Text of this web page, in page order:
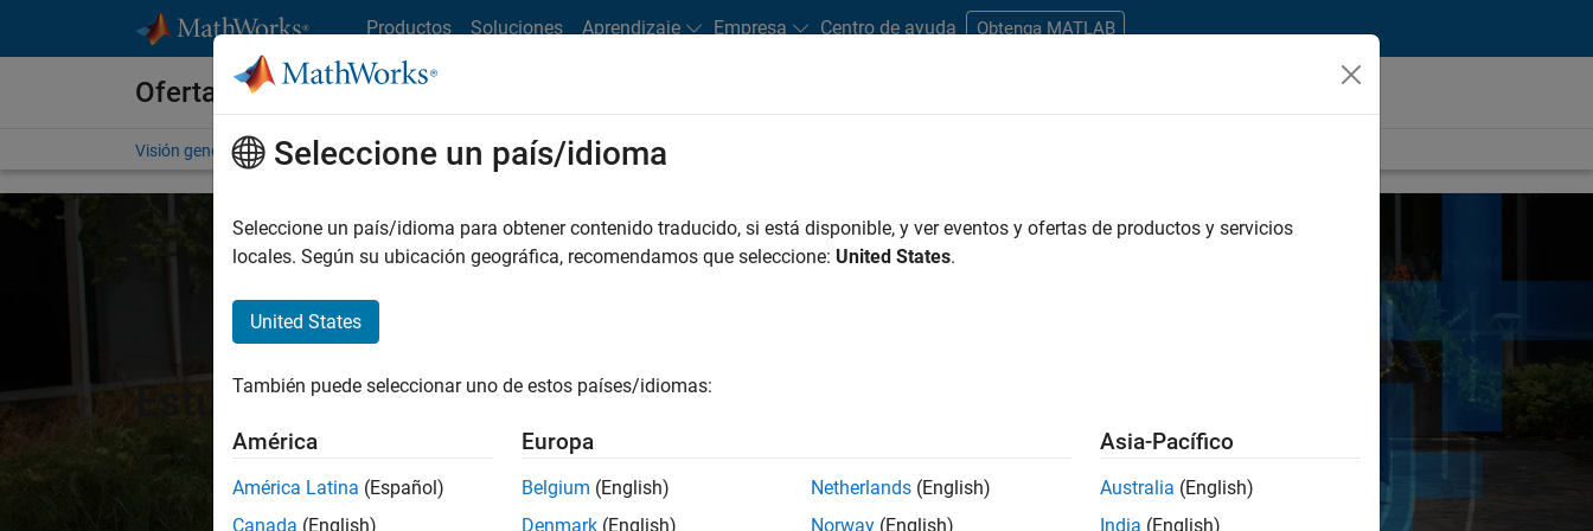
Productos Soluciones Aprendizaje Empresa Centro de ayuda Obtenga MATLAB
Ofertas de empleo en MathWorks
Visión general Búsqueda de empleo Oficinas locales Estudiantes y nuevas carreras
Estudiantes y nuevas carreras
Seleccione un país/idioma
Seleccione un país/idioma para obtener contenido traducido, si está disponible, y ver eventos y ofertas de productos y servicios
locales. Según su ubicación geográfica, recomendamos que seleccione: United States.
United States
También puede seleccionar uno de estos países/idiomas:
América
América Latina (Español)
Canada (English)
Europa
Belgium (English)
Denmark (English)
Netherlands (English)
Norway (English)
Asia-Pacífico
Australia (English)
India (English)